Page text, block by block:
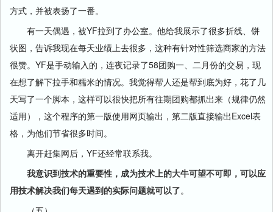
方式，并被表扬了一番。
有一天偶遇，被YF拉到了办公室。他给我展示了很多折线、饼
状图，告诉我现在每天业绩上去很多，这种有针对性筛选商家的方法
很赞。YF是手动输入的，连夜记录了58团购一、二月份的交易，现
在想了解下拉手和糯米的情况。我觉得帮人还是帮到底为好，花了几
天写了一个脚本，这样可以很快把所有往期团购都抓出来（规律仍然
适用），这个程序的第一版使用网页输出，第二版直接输出Excel表
格，为他们节省很多时间。
离开赶集网后，YF还经常联系我。
我意识到技术的重要性，成为技术上的大牛可望不可即，可以应
用技术解决我们每天遇到的实际问题就可以了。